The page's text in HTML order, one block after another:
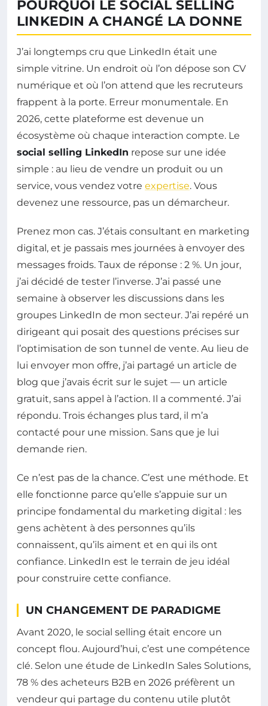
POURQUOI LE SOCIAL SELLING
LINKEDIN A CHANGÉ LA DONNE
J’ai longtemps cru que LinkedIn était une
simple vitrine. Un endroit où l’on dépose son CV
numérique et où l’on attend que les recruteurs
frappent à la porte. Erreur monumentale. En
2026, cette plateforme est devenue un
écosystème où chaque interaction compte. Le
social selling LinkedIn repose sur une idée
simple : au lieu de vendre un produit ou un
service, vous vendez votre expertise. Vous
devenez une ressource, pas un démarcheur.
Prenez mon cas. J’étais consultant en marketing
digital, et je passais mes journées à envoyer des
messages froids. Taux de réponse : 2 %. Un jour,
j’ai décidé de tester l’inverse. J’ai passé une
semaine à observer les discussions dans les
groupes LinkedIn de mon secteur. J’ai repéré un
dirigeant qui posait des questions précises sur
l’optimisation de son tunnel de vente. Au lieu de
lui envoyer mon offre, j’ai partagé un article de
blog que j’avais écrit sur le sujet — un article
gratuit, sans appel à l’action. Il a commenté. J’ai
répondu. Trois échanges plus tard, il m’a
contacté pour une mission. Sans que je lui
demande rien.
Ce n’est pas de la chance. C’est une méthode. Et
elle fonctionne parce qu’elle s’appuie sur un
principe fondamental du marketing digital : les
gens achètent à des personnes qu’ils
connaissent, qu’ils aiment et en qui ils ont
confiance. LinkedIn est le terrain de jeu idéal
pour construire cette confiance.
UN CHANGEMENT DE PARADIGME
Avant 2020, le social selling était encore un
concept flou. Aujourd’hui, c’est une compétence
clé. Selon une étude de LinkedIn Sales Solutions,
78 % des acheteurs B2B en 2026 préfèrent un
vendeur qui partage du contenu utile plutôt